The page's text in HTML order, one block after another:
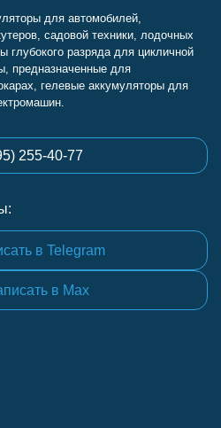
для автомобилей,
садовой техники, лодочных
глубокого разряда для цикличной
предназначенные для
гелевые аккумуляторы для
255-40-77
в Telegram
в Max